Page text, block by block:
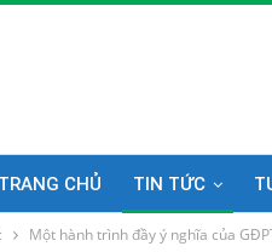
TRANG CHỦ TIN TỨC
Một hành trình đầy ý nghĩa của